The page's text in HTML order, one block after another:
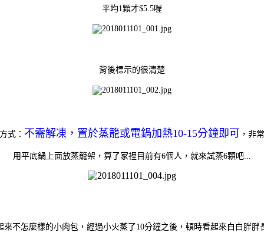
平均1顆才$5.5喔
背後標示的很清楚
式： 不需解凍，置於蒸籠或電鍋加熱10-15分鐘即可 ，非
用平底鍋上面放蒸籠架，算了家裡目前有6個人，就來試蒸6顆吧...
來不怎麼樣的小肉包，經過小火蒸了10分鐘之後， 頓時看起來白白胖胖